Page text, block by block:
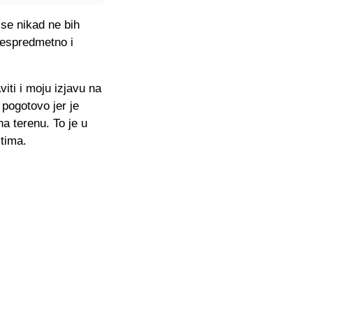
nikad ne bih
i
i moju izjavu na
jer je
terenu. To je u